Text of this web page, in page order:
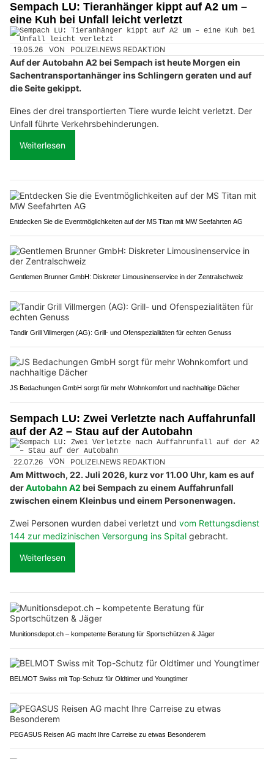
Sempach LU: Tieranhänger kippt auf A2 um –
eine Kuh bei Unfall leicht verletzt
19.05.26 VON POLIZEI.NEWS REDAKTION
Auf der Autobahn A2 bei Sempach ist heute Morgen ein
Sachentransportanhänger ins Schlingern geraten und auf
die Seite gekippt.
Eines der drei transportierten Tiere wurde leicht verletzt. Der
Unfall führte Verkehrsbehinderungen.
Weiterlesen
Entdecken Sie die Eventmöglichkeiten auf der MS Titan mit MW Seefahrten AG
Gentlemen Brunner GmbH: Diskreter Limousinenservice in der Zentralschweiz
Tandir Grill Villmergen (AG): Grill- und Ofenspezialitäten für echten Genuss
JS Bedachungen GmbH sorgt für mehr Wohnkomfort und nachhaltige Dächer
Sempach LU: Zwei Verletzte nach Auffahrunfall
auf der A2 – Stau auf der Autobahn
22.07.26 VON POLIZEI.NEWS REDAKTION
Am Mittwoch, 22. Juli 2026, kurz vor 11.00 Uhr, kam es auf
derAutobahn A2 bei Sempach zu einem Auffahrunfall
zwischen einem Kleinbus und einem Personenwagen.
Zwei Personen wurden dabei verletzt und vom Rettungsdienst
144 zur medizinischen Versorgung ins Spital gebracht.
Weiterlesen
Munitionsdepot.ch – kompetente Beratung für Sportschützen & Jäger
BELMOT Swiss mit Top-Schutz für Oldtimer und Youngtimer
PEGASUS Reisen AG macht Ihre Carreise zu etwas Besonderem